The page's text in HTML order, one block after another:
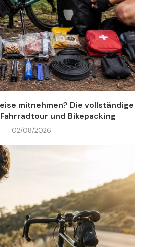
mitnehmen? Die vollständige
und Bikepacking
02/08/2026